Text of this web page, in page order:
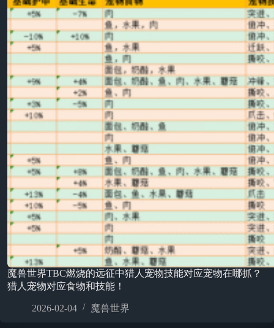
魔兽世界TBC燃烧的远征中猎人宠物技能对应宠物在哪抓？
猎人宠物对应食物和技能！
2026-02-04 魔兽世界